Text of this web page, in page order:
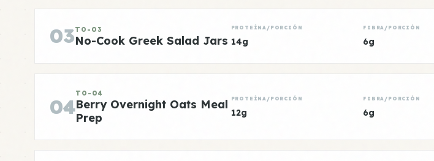
03TO-03
No-Cook Greek Salad Jars
PROTEÍNA/PORCIÓN
14g
FIBRA/PORCIÓN
6g
04
TO-04
Berry Overnight Oats Meal
Prep
PROTEÍNA/PORCIÓN
12g
FIBRA/PORCIÓN
6g